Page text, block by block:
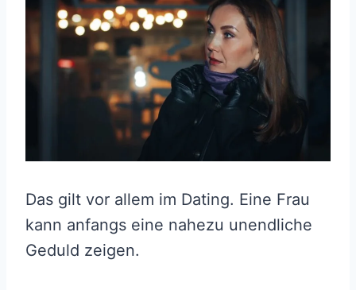
Das gilt vor allem im Dating. Eine Frau
kann anfangs eine nahezu unendliche
Geduld zeigen.